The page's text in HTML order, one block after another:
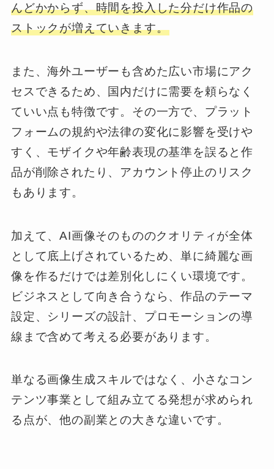
んどかからず、時間を投入した分だけ作品の
ストックが増えていきます。
また、海外ユーザーも含めた広い市場にアク
セスできるため、国内だけに需要を頼らなく
ていい点も特徴です。その一方で、プラット
フォームの規約や法律の変化に影響を受けや
すく、モザイクや年齢表現の基準を誤ると作
品が削除されたり、アカウント停止のリスク
もあります。
加えて、AI画像そのもののクオリティが全体
として底上げされているため、単に綺麗な画
像を作るだけでは差別化しにくい環境です。
ビジネスとして向き合うなら、作品のテーマ
設定、シリーズの設計、プロモーションの導
線まで含めて考える必要があります。
単なる画像生成スキルではなく、小さなコン
テンツ事業として組み立てる発想が求められ
る点が、他の副業との大きな違いです。